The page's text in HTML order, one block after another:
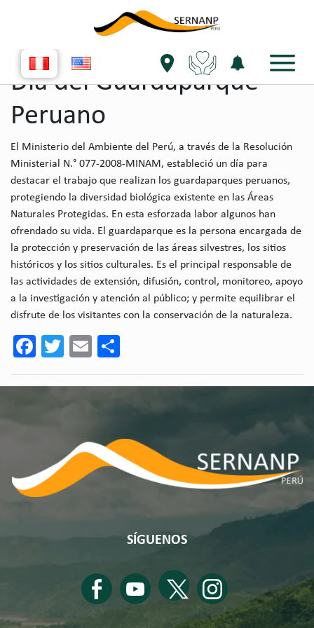
single evento
Día del Guardaparque
Peruano
El Ministerio del Ambiente del Perú, a través de la Resolución
Ministerial N.° 077-2008-MINAM, estableció un día para
destacar el trabajo que realizan los guardaparques peruanos,
protegiendo la diversidad biológica existente en las Áreas
Naturales Protegidas. En esta esforzada labor algunos han
ofrendado su vida. El guardaparque es la persona encargada de
la protección y preservación de las áreas silvestres, los sitios
históricos y los sitios culturales. Es el principal responsable de
las actividades de extensión, difusión, control, monitoreo, apoyo
a la investigación y atención al público; y permite equilibrar el
disfrute de los visitantes con la conservación de la naturaleza.
Facebook
TwitterEmail
SÍGUENOS